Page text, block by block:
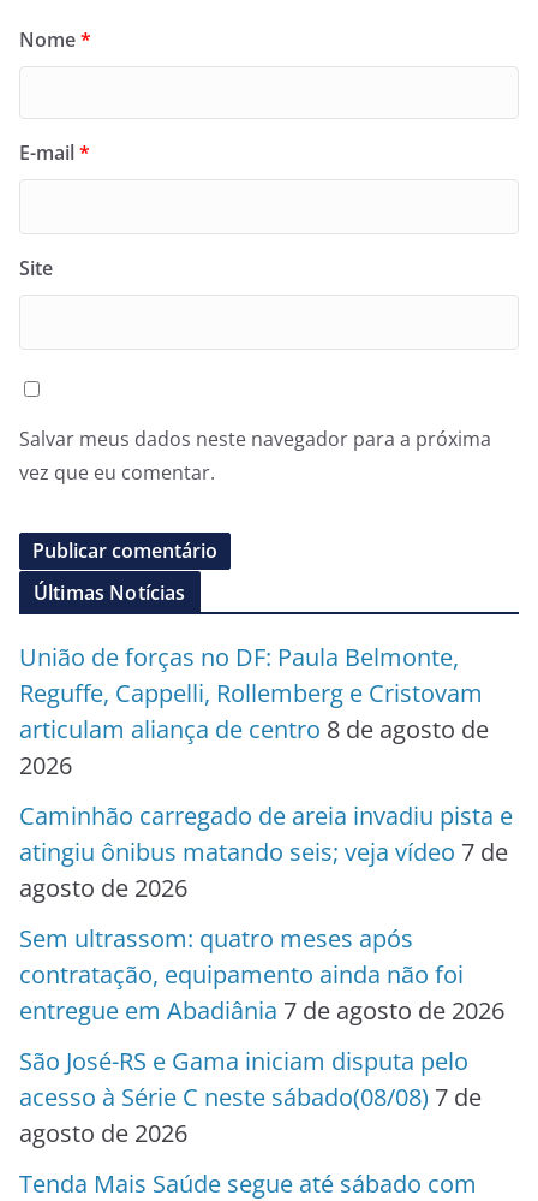
Nome*
E-mail*
Site
Salvar meus dados neste navegador para a próxima
vez que eu comentar.
Últimas Notícias
União de forças no DF: Paula Belmonte,
Reguffe, Cappelli, Rollemberg e Cristovam
articulam aliança de centro 8 de agosto de
2026
Caminhão carregado de areia invadiu pista e
atingiu ônibus matando seis; veja vídeo 7 de
agosto de 2026
Sem ultrassom: quatro meses após
contratação, equipamento ainda não foi
entregue em Abadiânia 7 de agosto de 2026
São José-RS e Gama iniciam disputa pelo
acesso à Série C neste sábado(08/08) 7 de
agosto de 2026
Tenda Mais Saúde segue até sábado com